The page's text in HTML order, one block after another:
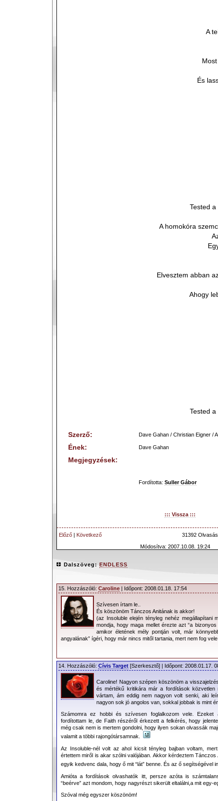
A
És
Tested
A homokóra
Elvesztem abban
Ahogy
Tested
Szerző: Dave Gahan / Christian Eigner /
Ének: Dave Gahan
Megjegyzések:
Fordította: Suller Gábor
::: Vissza :::
Előző | Következő
31392
Módosítva: 2007.10.08. 19:24
Dalszöveg: ENDLESS
15. Hozzászóló: Caroline | Időpont: 2008.01.18. 17:54
Szívesen írtam le..
És köszönöm Tánczos Anitának is akkor!
(az Insoluble elején tényleg nehéz megállapítani
mondja, hogy maga mellet érezte azt “a
amikor életének mély pontján volt, már
angyalának” ígéri, hogy már nincs mitől tartania, mert nem fog
14. Hozzászóló: Cívis Target [Szerkesztő] | Időpont: 2008.01.17.
Caroline! Nagyon szépen köszönöm a
és mértékű kritikára már a fordítások közvetlen
vártam, ám eddig nem nagyon volt senki, aki
nagyon sok jó angolos van, sokkal jobbak is mint
Számomra ez hobbi és szívesen foglalkozom vele. Ezeket
fordítottam le, de Faith részéről érkezett a felkérés, hogy
még csak nem is mertem gondolni, hogy ilyen sokan olvassák
valamit a többi rajongótársamnak.
Az Insoluble-nél volt az ahol kicsit tényleg bajban voltam,
értettem miről is akar szólni valójában. Akkor kérdeztem
egyik kedvenc dala, hogy ő mit “lát” benne. És az ő segítségével
Amióta a fordítások olvashatók itt, persze azóta is
“beérve” azt mondom, hogy nagyrészt sikerült eltalálni,a mit egy-
Szóval még egyszer köszönöm!